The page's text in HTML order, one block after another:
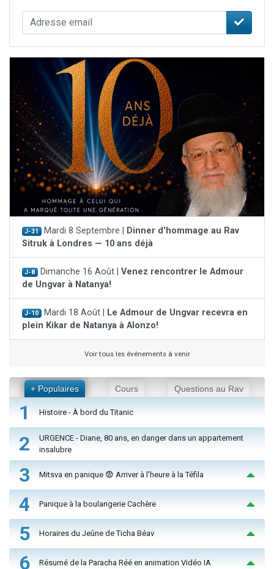
J-31 Mardi 8 Septembre |
Dinner d'hommage au Rav
Sitruk à Londres — 10 ans déjà
J-8 Dimanche 16 Août | Venez rencontrer le Admour
de Ungvar à Natanya!
J-10 Mardi 18 Août |
Le Admour de Ungvar recevra en
plein Kikar de Natanya à Alonzo!
Voir tous les événements à venir
+ Populaires Cours Questions au Rav
1 Histoire - À bord du Titanic
2
URGENCE - Diane, 80 ans, en danger dans un appartement
insalubre
3 Mitsva en panique 😨 Arriver à l'heure à la Téfila
4 Panique à la boulangerie Cachère
5 Horaires du Jeûne de Ticha Béav
6 Résumé de la Paracha Réé en animation Vidéo IA